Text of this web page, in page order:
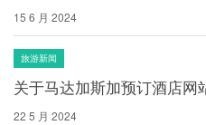
15 6 月 2024
旅游新闻
关于马达加斯加预订酒店网
22 5 月 2024